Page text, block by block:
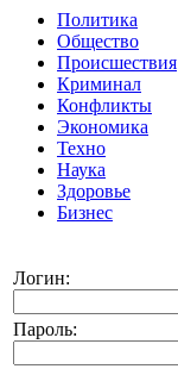
Политика
Общество
Происшествия
Криминал
Конфликты
Экономика
Техно
Наука
Здоровье
Бизнес
Логин:
Пароль: